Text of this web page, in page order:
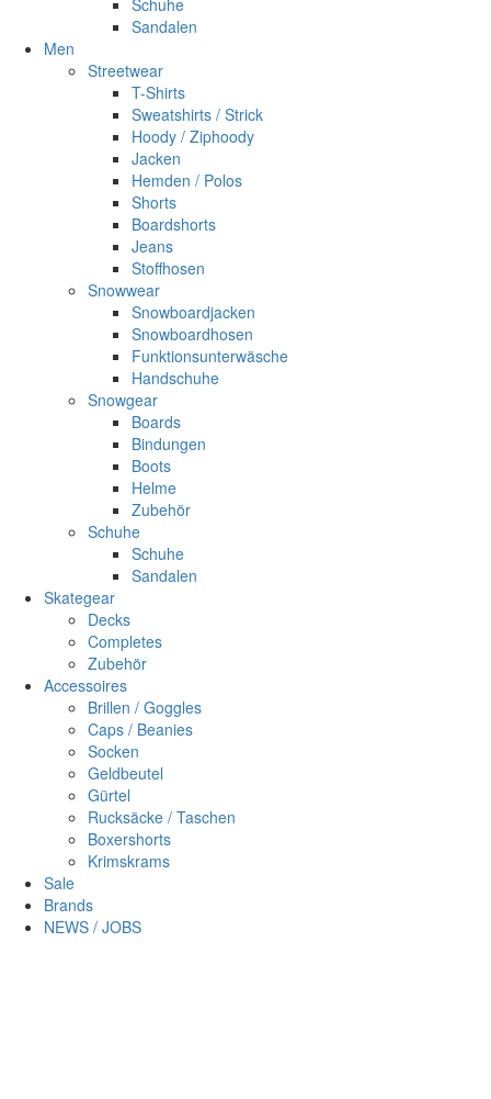
Schuhe
Sandalen
Men
Streetwear
T-Shirts
Sweatshirts / Strick
Hoody / Ziphoody
Jacken
Hemden / Polos
Shorts
Boardshorts
Jeans
Stoffhosen
Snowwear
Snowboardjacken
Snowboardhosen
Funktionsunterwäsche
Handschuhe
Snowgear
Boards
Bindungen
Boots
Helme
Zubehör
Schuhe
Schuhe
Sandalen
Skategear
Decks
Completes
Zubehör
Accessoires
Brillen / Goggles
Caps / Beanies
Socken
Geldbeutel
Gürtel
Rucksäcke / Taschen
Boxershorts
Krimskrams
Sale
Brands
NEWS / JOBS